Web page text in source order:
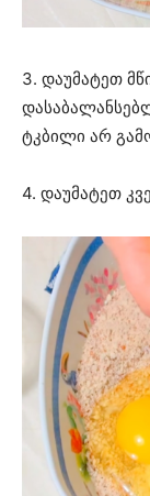
3. დაუმატეთ
ტკბილი არ
4. დაუმატეთ